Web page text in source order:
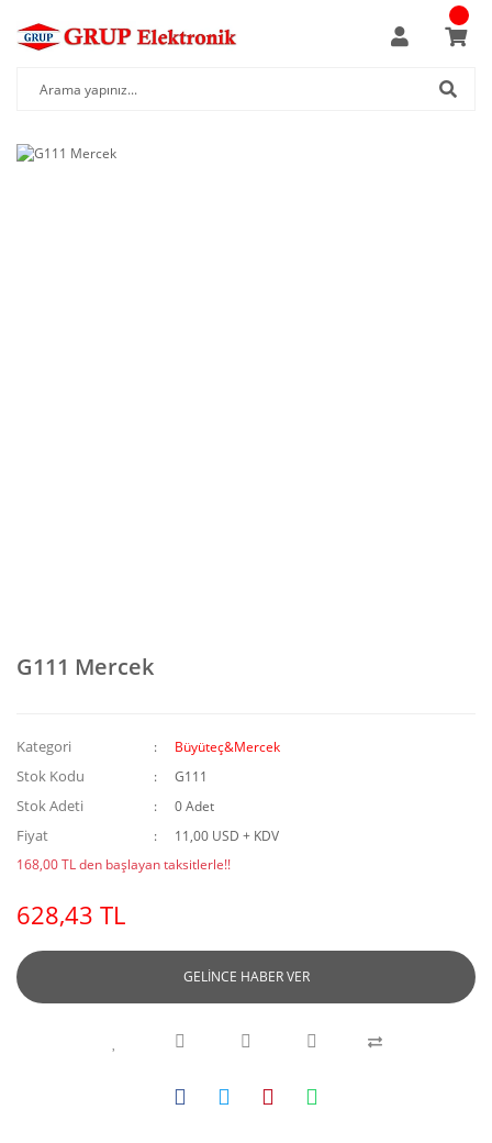
G111 Mercek
Kategori Büyüteç&Mercek
Stok Kodu G111
Stok Adeti 0 Adet
Fiyat
11,00 USD + KDV
168,00 TL den başlayan taksitlerle!!
628,43 TL
GELİNCE HABER VER